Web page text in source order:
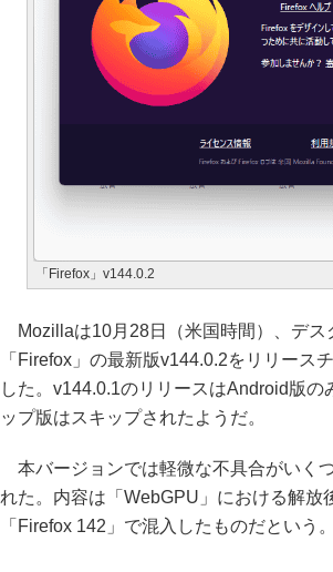
「Firefox」v144.0.2
Mozillaは10月28日（米国時間）、デス
「Firefox」の最新版v144.0.2をリリース
した。v144.0.1のリリースはAndroid版の
ップ版はスキップされたようだ。
本バージョンでは軽微な不具合がいく
れた。内容は「WebGPU」における解放
「Firefox 142」で混入したものだという。